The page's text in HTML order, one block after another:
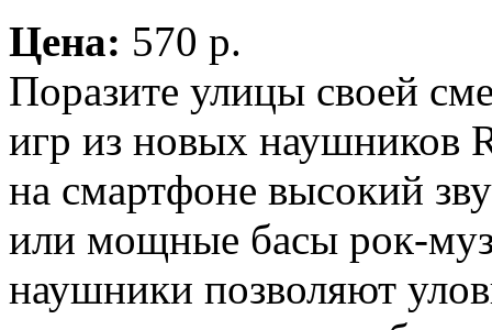
Цена: 570 p.
Поразите улицы своей
игр из новых наушников
на смартфоне высокий
или мощные басы рок-
наушники позволяют